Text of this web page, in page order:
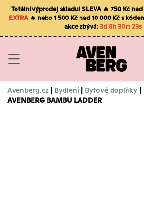
Totální výprodej skladu! SLEVA 🔥 750 Kč
EXTRA 🔥 nebo 1 500 Kč nad 10 000 Kč s
akce zbývá:3d 8h 30m 23s
Avenberg.cz | Bydlení | Bytové doplňky |
AVENBERG BAMBU LADDER